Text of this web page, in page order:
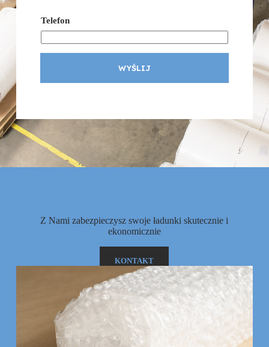
Telefon
WYŚLIJ
Z Nami zabezpieczysz swoje ładunki skutecznie i
ekonomicznie
KONTAKT